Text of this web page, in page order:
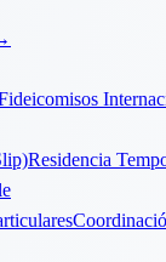
Residencia